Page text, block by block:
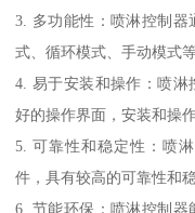
3. 多功能性：喷淋控制
式、循环模式、手动模式
4. 易于安装和操作：喷
好的操作界面，安装和操
5. 可靠性和稳定性：喷
件，具有较高的可靠性和
6. 节能环保：喷淋控制